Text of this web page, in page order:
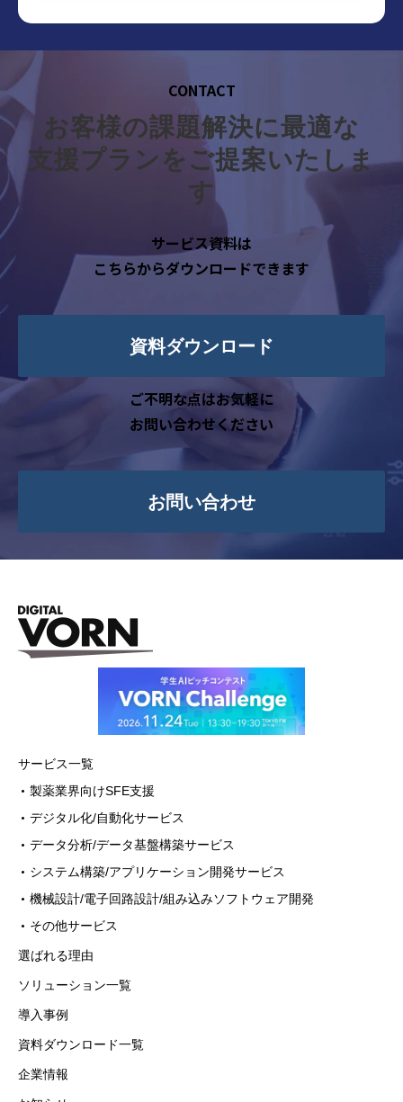
3. 個人情報の利用目的
・当社に関するお問い合わせ、質問、ご
・セミナー・展示会・その他イベント等
の参加管理のため
・自社が扱う商品・サービスの提供のた
・自社が扱う商品・サービスに関するご
案内のため
・セミナー・展示会・その他イベント等
に関する案内のため
ート依頼および分析のため
・その他、ご本人に事前にお知らせしご
同意いただいた目的のため
4. 個人情報取扱いの委託
当社は事業運営上、前項利用目的の範囲
あります。この場合、個人情報保護水準の高
い委託先を選定し、個人情報の適正管理・
機密保持についての契約を交わし、適切な
5. 個人情報の開示等の請求
ご本人様は、当社に対してご自身の個人
情報の開示等（利用目的の通知、開示、内
容の訂正・追加・削除、利用の停止または
消去、第三者への提供の停止）に関して、
下記の当社問合わせ窓口に申し出ることが
できます。その際、当社はお客様ご本人を確
認させていただいたうえで、合理的な期間
内に対応いたします。
【お問合せ窓口】
東京倶楽部ビルディング9階
株式会社デジタルフォルン 個人情報問
合せ窓口
メールアドレス：privacy@vorn.co.jp（受
付時間9:00～18:00※）
※土・日曜日、祝日、年末年始、ゴール
デンウィーク期間は翌営業日以降の対応と
6. 個人情報を提供されることの任意性につ
CONTACT
お客様の課題解決に最適な
支援プランをご提案いたしま
す
サービス資料は
こちらからダウンロードできます
資料ダウンロード
ご不明な点はお気軽に
お問い合わせください
お問い合わせ
サービス一覧
製薬業界向けSFE支援
デジタル化/自動化サービス
データ分析/データ基盤構築サービス
システム構築/アプリケーション開発サービス
機械設計/電子回路設計/組み込みソフトウェア開発
その他サービス
選ばれる理由
ソリューション一覧
導入事例
資料ダウンロード一覧
企業情報